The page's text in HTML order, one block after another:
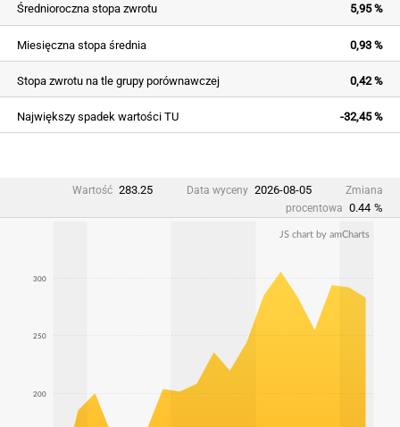
Średnioroczna stopa zwrotu 5,95 %
Miesięczna stopa średnia 0,93 %
Stopa zwrotu na tle grupy porównawczej 0,42 %
Największy spadek wartości TU -32,45 %
Wartość 283.25 Data wyceny 2026-08-05
Zmiana
procentowa 0.44 %
200
250
300
JS chart by amCharts